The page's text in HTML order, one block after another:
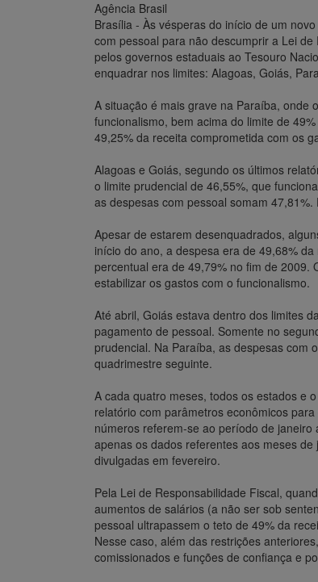
Agência Brasil
Brasília - Às vésperas do início de um
com pessoal para não descumprir a Lei
pelos governos estaduais ao Tesouro
enquadrar nos limites: Alagoas, Goiás,
A situação é mais grave na Paraíba, onde
funcionalismo, bem acima do limite de
49,25% da receita comprometida com os
Alagoas e Goiás, segundo os últimos
o limite prudencial de 46,55%, que
as despesas com pessoal somam
Apesar de estarem desenquadrados,
início do ano, a despesa era de 49,68%
percentual era de 49,79% no fim de 2009.
estabilizar os gastos com o funcionalismo.
Até abril, Goiás estava dentro dos limites
pagamento de pessoal. Somente no
prudencial. Na Paraíba, as despesas com
quadrimestre seguinte.
A cada quatro meses, todos os estados e
relatório com parâmetros econômicos
números referem-se ao período de
apenas os dados referentes aos meses
divulgadas em fevereiro.
Pela Lei de Responsabilidade Fiscal,
aumentos de salários (a não ser sob
pessoal ultrapassem o teto de 49% da
Nesse caso, além das restrições
comissionados e funções de confiança e